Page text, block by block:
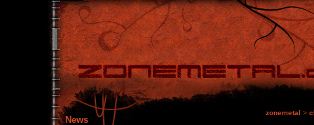
News
zonemetal >